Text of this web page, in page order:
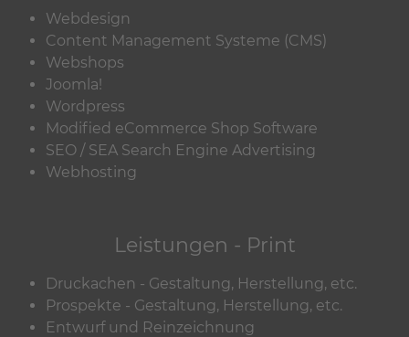
Webdesign
Content Management Systeme (CMS)
Webshops
Joomla!
Wordpress
Modified eCommerce Shop Software
SEO / SEA Search Engine Advertising
Webhosting
Leistungen - Print
Druckachen - Gestaltung, Herstellung, etc.
Prospekte - Gestaltung, Herstellung, etc.
Entwurf und Reinzeichnung